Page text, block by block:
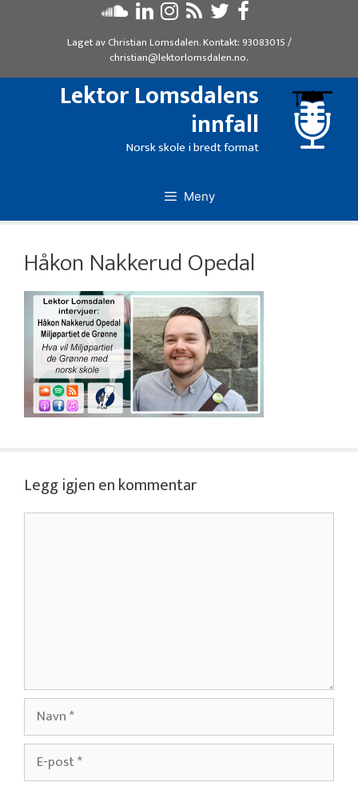
Laget avChristian Lomsdalen. Kontakt: 93083015/
christian@lektorlomsdalen.no.
Lektor Lomsdalens
innfall
Norsk skole i bredt format
Meny
Håkon Nakkerud Opedal
Legg igjen en kommentar
Navn
post